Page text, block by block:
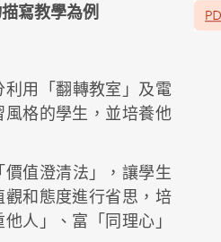
寫教學為例
用「翻轉教室」及電
格的學生，並培養他
值澄清法」，讓學生
和態度進行省思，培
人」、富「同理心」